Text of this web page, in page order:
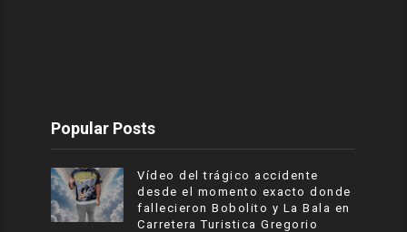
Popular Posts
Vídeo del trágico accidente
desde el momento exacto donde
fallecieron Bobolito y La Bala en
Carretera Turistica Gregorio